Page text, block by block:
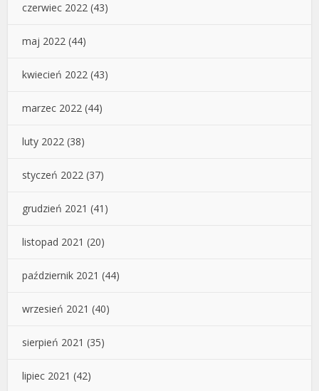
czerwiec 2022 (43)
maj 2022 (44)
kwiecień 2022 (43)
marzec 2022 (44)
luty 2022 (38)
styczeń 2022 (37)
grudzień 2021 (41)
listopad 2021 (20)
październik 2021 (44)
wrzesień 2021 (40)
sierpień 2021 (35)
lipiec 2021 (42)